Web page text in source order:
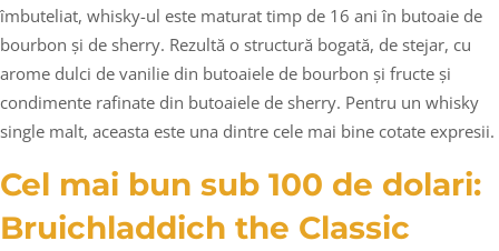
îmbuteliat, whisky-ul este maturat timp de 16 ani în butoaie de
bourbon și de sherry. Rezultă o structură bogată, de stejar, cu
arome dulci de vanilie din butoaiele de bourbon și fructe și
condimente rafinate din butoaiele de sherry. Pentru un whisky
single malt, aceasta este una dintre cele mai bine cotate expresii.
Cel mai bun sub 100 de dolari:
Bruichladdich the Classic